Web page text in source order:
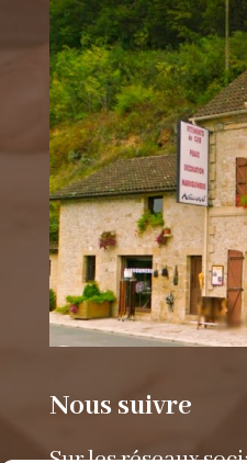
Nous suivre